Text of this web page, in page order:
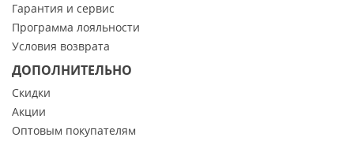
Гарантия и сервис
Программа лояльности
Условия возврата
ДОПОЛНИТЕЛЬНО
Скидки
Акции
Оптовым покупателям